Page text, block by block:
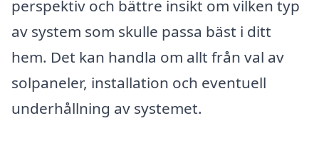
perspektiv och bättre insikt om vilken typ
av system som skulle passa bäst i ditt
hem. Det kan handla om allt från val av
solpaneler, installation och eventuell
underhållning av systemet.